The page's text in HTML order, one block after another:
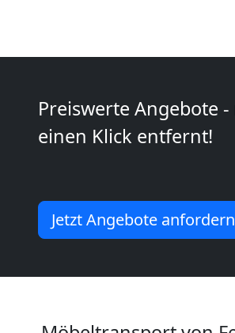
Preiswerte Angebote
einen Klick entfernt!
Jetzt Angebote anfordern
Anfrage
Möbeltransport
Möbeltransport
Beiladung